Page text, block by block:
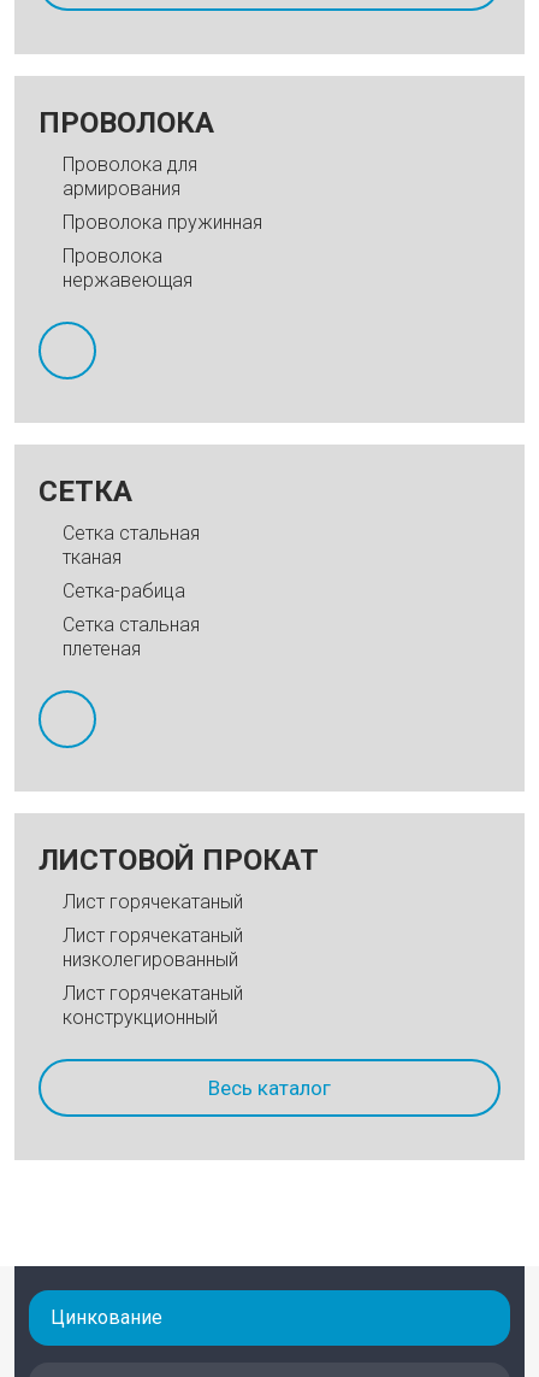
ПРОВОЛОКА
Проволока для
армирования
Проволока пружинная
Проволока
нержавеющая
СЕТКА
Cетка стальная
тканая
Сетка-рабица
Сетка стальная
плетеная
ЛИСТОВОЙ ПРОКАТ
Лист горячекатаный
Лист горячекатаный
низколегированный
Лист горячекатаный
конструкционный
Весь каталог
Цинкование